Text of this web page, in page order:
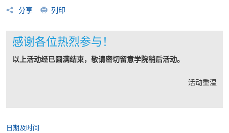
分享
列印
感谢各位热烈参与！
以上活动经已圆满结束，敬请密切留意学院稍后活动。
活动重温
日期及时间